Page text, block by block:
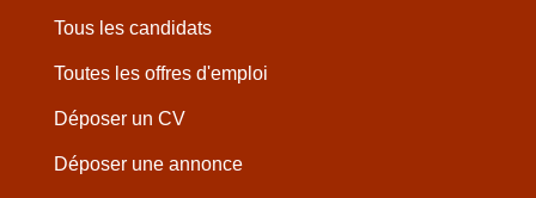
Tous les candidats
Toutes les offres d'emploi
Déposer un CV
Déposer une annonce